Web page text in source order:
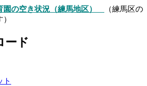
の空き状況（練馬地区）
（練馬区の
ード
ト